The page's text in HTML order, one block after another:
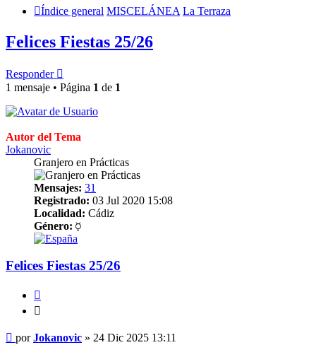
Índice general MISCELÁNEA La Terraza
Felices Fiestas 25/26
Responder
1 mensaje • Página 1 de 1
Autor del Tema
Jokanovic
Granjero en Prácticas
Mensajes: 31
Registrado: 03 Jul 2020 15:08
Localidad: Cádiz
Género:
Felices Fiestas 25/26
Mensaje
porJokanovic » 24 Dic 2025 13:11